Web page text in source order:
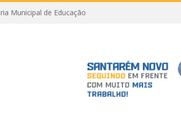
Municipal de Educação